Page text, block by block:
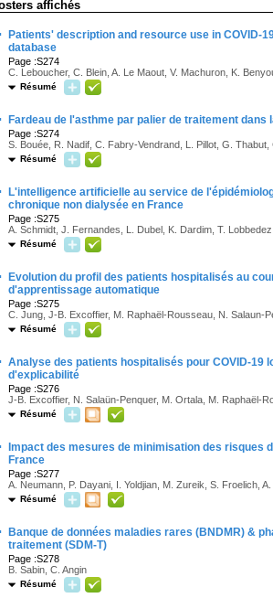
affichés
Patients' description and resource use in COVID-
database
Page :S274
C. Leboucher, C. Blein, A. Le Maout, V. Machuron, K.
Résumé
Fardeau de l'asthme par palier de traitement dans
Page :S274
S. Bouée, R. Nadif, C. Fabry-Vendrand, L. Pillot, G.
Résumé
L'intelligence artificielle au service de
chronique non dialysée en France
Page :S275
A. Schmidt, J. Fernandes, L. Dubel, K. Dardim, T. Lobbedez
Résumé
Evolution du profil des patients hospitalisés au
d'apprentissage automatique
Page :S275
C. Jung, J-B. Excoffier, M. Raphaël-Rousseau, N. Salaun-
Résumé
Analyse des patients hospitalisés pour COVID-19
d'explicabilité
Page :S276
J-B. Excoffier, N. Salaün-Penquer, M. Ortala, M. Raphaël-
Résumé
Impact des mesures de minimisation des risques
France
Page :S277
A. Neumann, P. Dayani, I. Yoldjian, M. Zureik, S. Froelich, A.
Résumé
Banque de données maladies rares (BNDMR) &
traitement (SDM-T)
Page :S278
B. Sabin, C. Angin
Résumé